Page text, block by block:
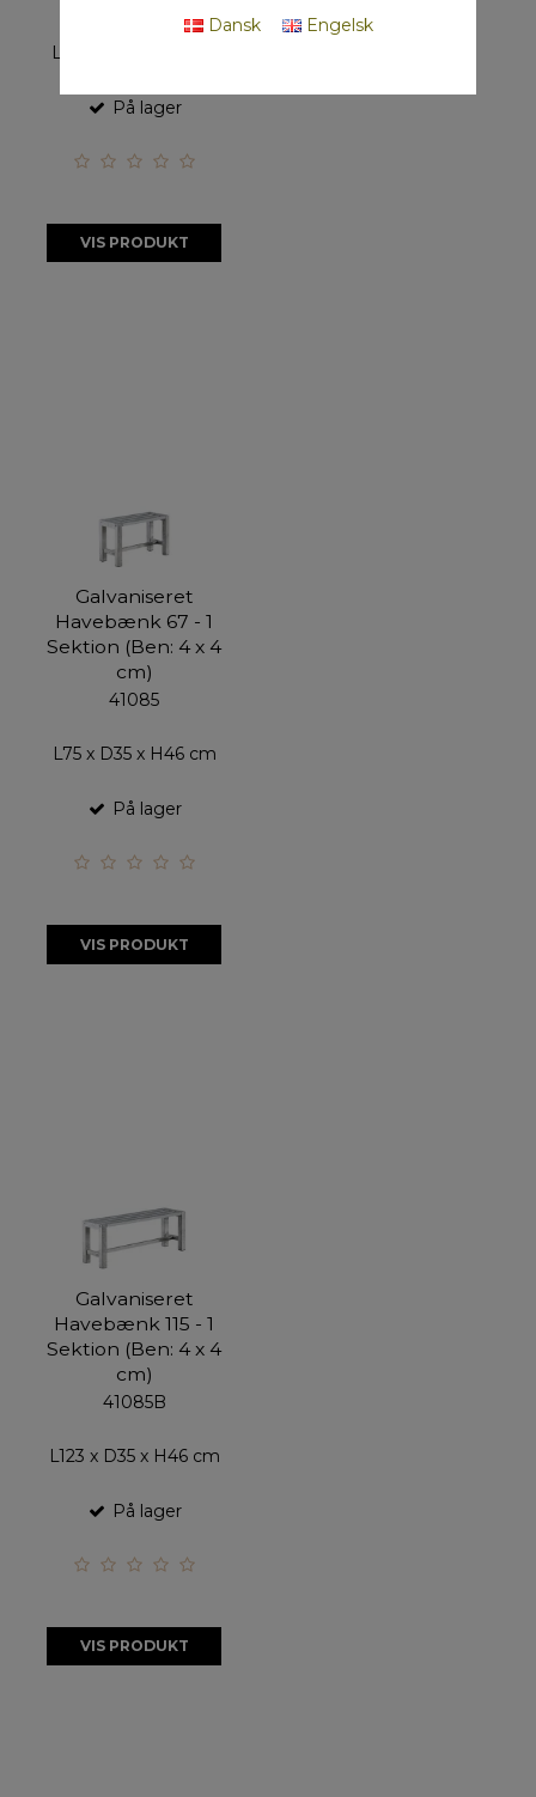
L43 x D35 x H46 cm
På lager
VIS PRODUKT
Galvaniseret
Havebænk 67 - 1
Sektion (Ben: 4 x 4
cm)
41085
L75 x D35 x H46 cm
På lager
VIS PRODUKT
Galvaniseret
Havebænk 115 - 1
Sektion (Ben: 4 x 4
cm)
41085B
L123 x D35 x H46 cm
På lager
VIS PRODUKT
Dansk
Engelsk